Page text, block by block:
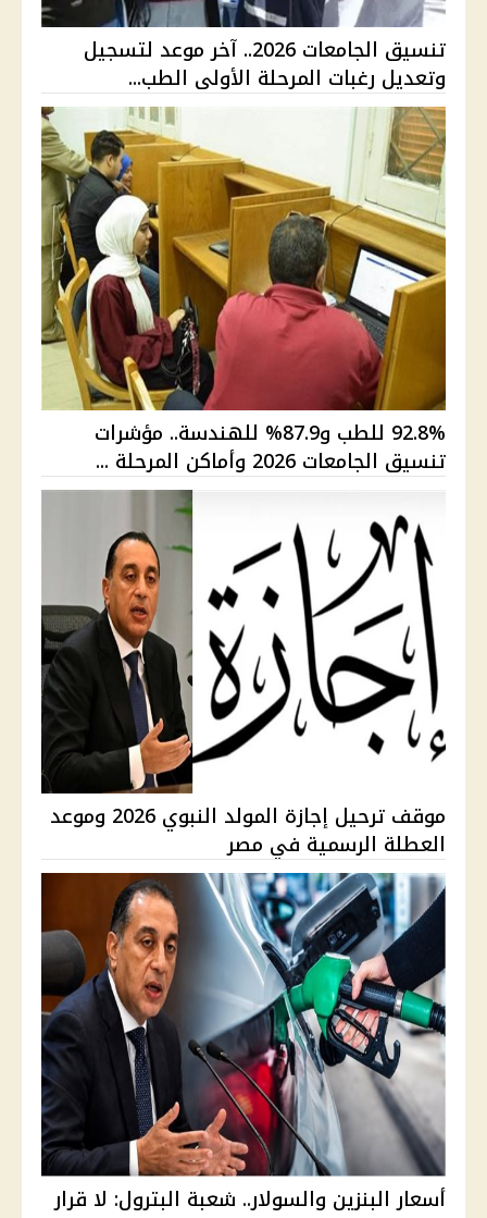
تنسيق الجامعات 2026.. آخر موعد لتسجيل
وتعديل رغبات المرحلة الأولى الطب...
92.8% للطب و87.9% للهندسة.. مؤشرات
تنسيق الجامعات 2026 وأماكن المرحلة ...
موقف ترحيل إجازة المولد النبوي 2026 وموعد
العطلة الرسمية في مصر
أسعار البنزين والسولار.. شعبة البترول: لا قرار